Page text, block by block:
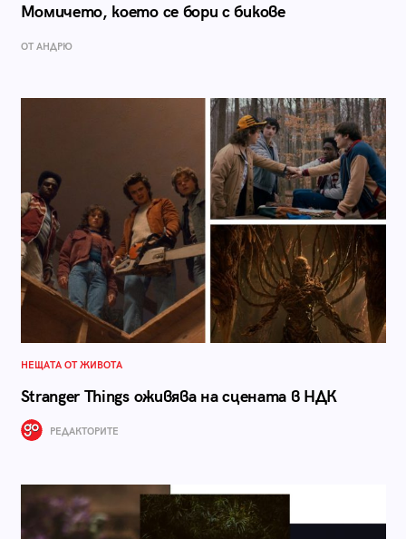
Момичето, което се бори с бикове
ОТ АНДРЮ
НЕЩАТА ОТ ЖИВОТА
Stranger Things оживява на сцената в НДК
РЕДАКТОРИТЕ